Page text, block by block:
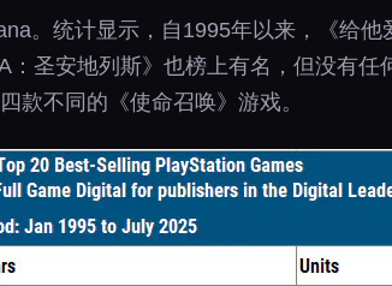
。统计显示，自1995年以来，《给
：圣安地列斯》也榜上有名，但没有
款不同的《使命召唤》游戏。